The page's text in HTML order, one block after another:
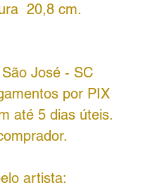
20,8 cm.
José - SC
por PIX
até 5 dias úteis.
artista: